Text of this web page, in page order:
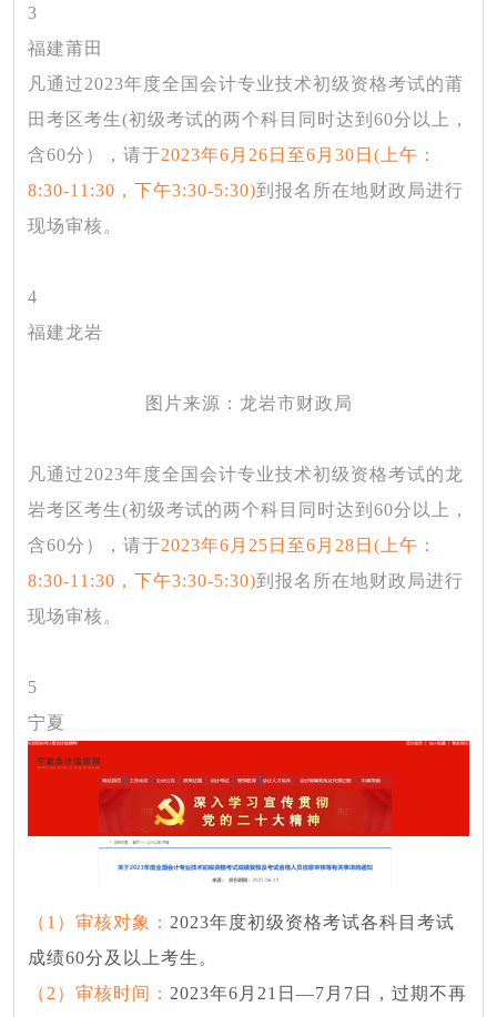
3
福建莆田
凡通过2023年度全国会计专业技术初级资格考试的莆
田考区考生(初级考试的两个科目同时达到60分以上，
含60分），请于2023年6月26日至6月30日(上午：
8:30-11:30，下午3:30-5:30)到报名所在地财政局进行
现场审核。
4
福建龙岩
图片来源：龙岩市财政局
凡通过2023年度全国会计专业技术初级资格考试的龙
岩考区考生(初级考试的两个科目同时达到60分以上，
含60分），请于2023年6月25日至6月28日(上午：
8:30-11:30，下午3:30-5:30)到报名所在地财政局进行
现场审核。
5
宁夏
（ 1）审核对象： 2023年度初级资格考试各科目考试
成绩60分及以上考生。
（ 2）审核时间： 2023年6月21日—7月7日，过期不再